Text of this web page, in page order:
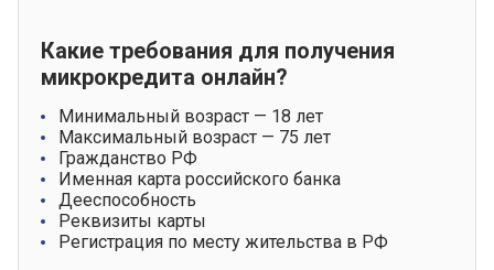
Какие требования для получения
микрокредита онлайн?
Минимальный возраст — 18 лет
Максимальный возраст — 75 лет
Гражданство РФ
Именная карта российского банка
Дееспособность
Реквизиты карты
Регистрация по месту жительства в РФ